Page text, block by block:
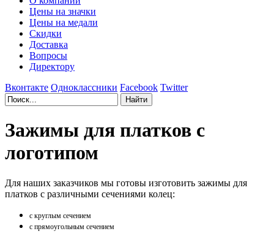
Цены на значки
Цены на медали
Скидки
Доставка
Вопросы
Директору
Вконтакте Одноклассники Facebook Twitter
Зажимы для платков с
логотипом
Для наших заказчиков мы готовы изготовить зажимы для
платков с различными сечениями колец:
с круглым сечением
с прямоугольным сечением